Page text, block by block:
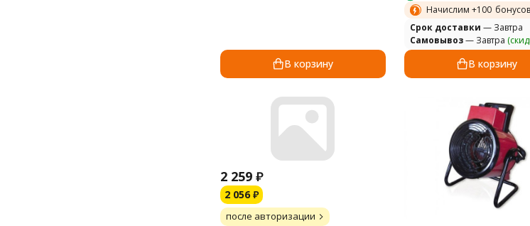
В корзину
Начислим +100 бонусов
Cрок доставки — Завтра
Самовывоз— Завтра
В корзину
2 259 ₽
2 056 ₽
после авторизации